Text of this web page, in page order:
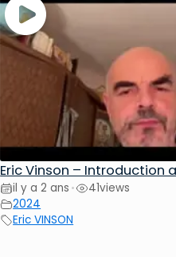
Eric Vinson – Introduction
il y a 2 ans • 41views
2024
Eric VINSON